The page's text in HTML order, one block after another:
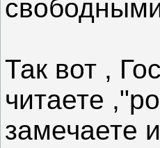
Так вот ,
читаете
замечаете